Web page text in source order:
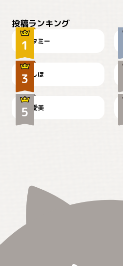
投稿ランキング
タミー
お弁当になりたいにゃ😽
しほ
かわいい毛玉つき
爱美